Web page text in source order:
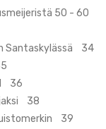
50 - 60
Santaskylässä 34
36
38
39